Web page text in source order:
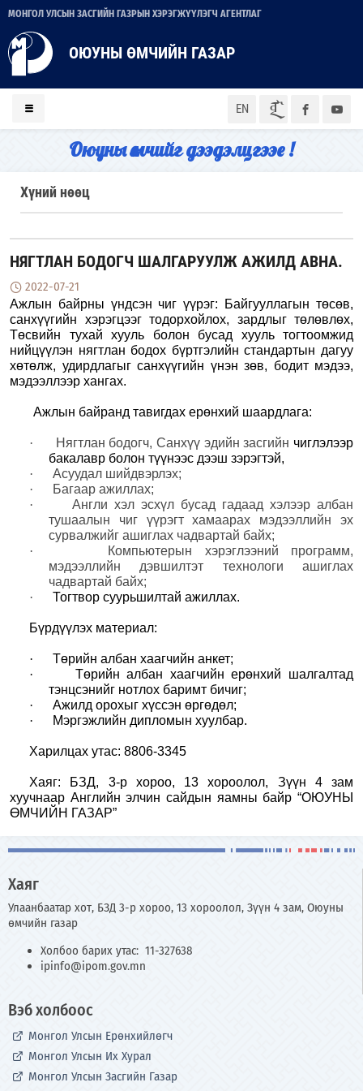
МОНГОЛ УЛСЫН ЗАСГИЙН ГАЗРЫН ХЭРЭГЖҮҮЛЭГЧ АГЕНТЛАГ
ОЮУНЫ ӨМЧИЙН ГАЗАР
EN ᠮᠣᠨ
Оюуны өмчийг дээдэлцгээе !
Хүний нөөц
НЯГТЛАН БОДОГЧ ШАЛГАРУУЛЖ АЖИЛД АВНА.
2022-07-21
Ажлын байрны үндсэн чиг үүрэг:
Байгууллагын төсөв,
санхүүгийн хэрэгцээг тодорхойлох, зардлыг төлөвлөх,
Төсвийн тухай хууль болон бусад хууль тогтоомжид
нийцүүлэн нягтлан бодох бүртгэлийн стандартын дагуу
хөтөлж, удирдлагыг санхүүгийн үнэн зөв, бодит мэдээ,
мэдээллээр хангах.
Ажлын байранд тавигдах ерөнхий шаардлага:
· Нягтлан бодогч, Санхүү эдийн засгийн чиглэлээр
бакалавр болон түүнээс дээш зэрэгтэй,
·
Асуудал шийдвэрлэх;
·
Багаар ажиллах;
·
Англи хэл эсхүл бусад гадаад хэлээр албан
тушаалын чиг үүрэгт хамаарах мэдээллийн эх
сурвалжийг ашиглах чадвартай байх;
·
Компьютерын хэрэглээний программ,
мэдээллийн дэвшилтэт технологи ашиглах
чадвартай байх;
·
Тогтвор суурьшилтай ажиллах.
Бүрдүүлэх материал:
· Төрийн албан хаагчийн анкет;
·
Төрийн албан хаагчийн ерөнхий шалгалтад
тэнцсэнийг нотлох баримт бичиг;
·
Ажилд орохыг хүссэн өргөдөл;
·
Мэргэжлийн дипломын хуулбар.
Харилцах утас: 8806-3345
Хаяг: БЗД, 3-р хороо, 13 хороолол, Зүүн 4 зам
хуучнаар Английн элчин сайдын яамны байр “ОЮУНЫ
ӨМЧИЙН ГАЗАР”
Хаяг
Улаанбаатар хот, БЗД 3-р хороо, 13 хороолол, Зүүн 4 зам, Оюуны
өмчийн газар
Холбоо барих утас: 11-327638
ipinfo@ipom.gov.mn
Вэб холбоос
Монгол Улсын Ерөнхийлөгч
Монгол Улсын Их Хурал
Монгол Улсын Засгийн Газар